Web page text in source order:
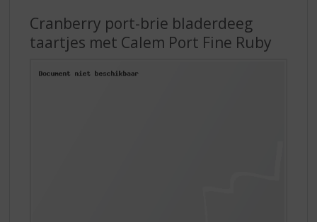
Cranberry port-brie bladerdeeg
taartjes met Calem Port Fine Ruby